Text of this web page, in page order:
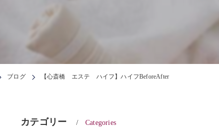
ブログ 【心斎橋 エステ ハイフ】ハイフBeforeAfter
カテゴリー Categories